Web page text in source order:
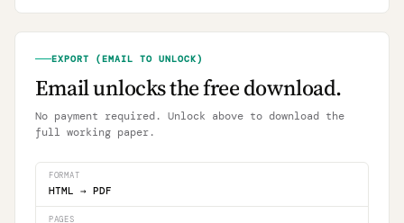
EXPORT (EMAIL TO UNLOCK)
Email unlocks the free download.
No payment required. Unlock above to download the
full working paper.
FORMAT
HTML → PDF
PAGES